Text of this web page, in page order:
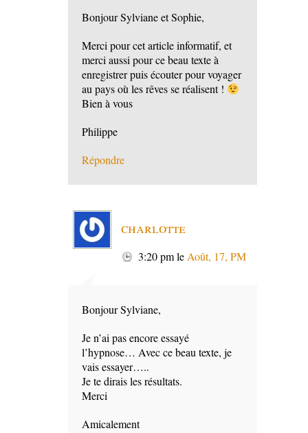
Bonjour Sylviane et Sophie,
Merci pour cet article informatif, et
merci aussi pour ce beau texte à
enregistrer puis écouter pour voyager
au pays où les rêves se réalisent !
Bien à vous
Philippe
Répondre
charlotte
3:20 pmle Août, 17, PM
Bonjour Sylviane,
Je n’ai pas encore essayé
l’hypnose… Avec ce beau texte, je
vais essayer…..
Je te dirais les résultats.
Merci
Amicalement